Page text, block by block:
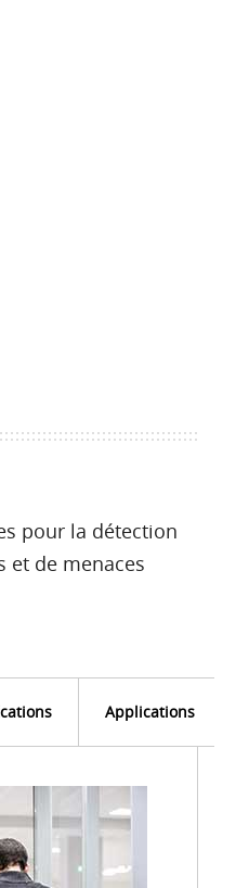
pour la détection
et de menaces
Applications